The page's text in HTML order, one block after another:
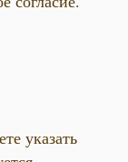
указать